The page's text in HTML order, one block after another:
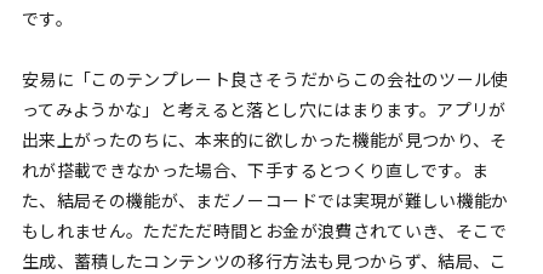
です。
安易に「このテンプレート良さそうだからこの会社のツール使
ってみようかな」と考えると落とし穴にはまります。アプリが
出来上がったのちに、本来的に欲しかった機能が見つかり、そ
れが搭載できなかった場合、下手するとつくり直しです。ま
た、結局その機能が、まだノーコードでは実現が難しい機能か
もしれません。ただただ時間とお金が浪費されていき、そこで
生成、蓄積したコンテンツの移行方法も見つからず、結局、こ